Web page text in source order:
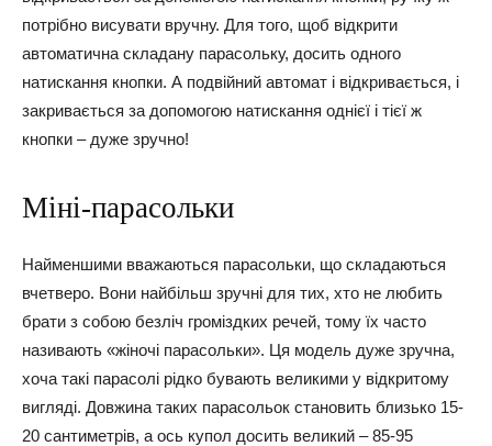
потрібно висувати вручну. Для того, щоб відкрити
автоматична складану парасольку, досить одного
натискання кнопки. А подвійний автомат і відкривається, і
закривається за допомогою натискання однієї і тієї ж
кнопки – дуже зручно!
Міні-парасольки
Найменшими вважаються парасольки, що складаються
вчетверо. Вони найбільш зручні для тих, хто не любить
брати з собою безліч громіздких речей, тому їх часто
називають «жіночі парасольки». Ця модель дуже зручна,
хоча такі парасолі рідко бувають великими у відкритому
вигляді. Довжина таких парасольок становить близько 15-
20 сантиметрів, а ось купол досить великий – 85-95